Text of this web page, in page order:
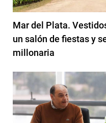
Mar del Plata.
un salón de fiestas y
millonaria